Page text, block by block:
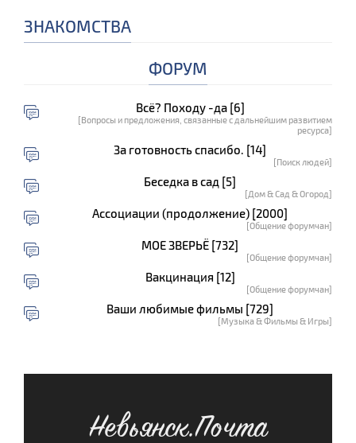
ЗНАКОМСТВА
ФОРУМ
Всё? Походу -да [6]
[Вопросы и предложения, связанные с дальнейшим развитием
ресурса]
За готовность спасибо. [14]
[Поиск людей]
Беседка в сад [5]
[Дом & Сад & Огород]
Ассоциации (продолжение) [2000]
[Общение форумчан]
МОЕ ЗВЕРЬЁ [732]
[Общение форумчан]
Вакцинация [12]
[Общение форумчан]
Ваши любимые фильмы [729]
[Музыка & Фильмы & Игры]
Невьянск.Почта